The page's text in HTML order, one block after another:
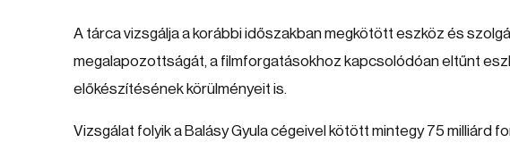
A tárca vizsgálja a korábbi időszakban megkötött eszköz és
megalapozottságát, a filmforgatásokhoz kapcsolódóan eltűnt
előkészítésének körülményeit is.
Vizsgálat folyik a Balásy Gyula cégeivel kötött mintegy 75